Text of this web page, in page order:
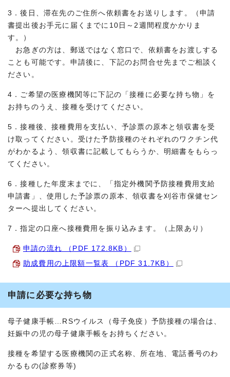
3．後日、滞在先のご住所へ依頼書をお送りします。（申請
書提出後お手元に届くまでに10日～2週間程度かかりま
す。）
お急ぎの方は、郵送ではなく窓口で、依頼書をお渡しする
ことも可能です。申請後に、下記のお問合せ先までご相談く
ださい。
4．ご希望の医療機関等に下記の「接種に必要な持ち物」を
お持ちのうえ、接種を受けてください。
5．接種後、接種費用を支払い、予診票の原本と領収書を受
け取ってください。受けた予防接種のそれぞれのワクチン代
がわかるよう、領収書に記載してもらうか、明細書をもらっ
てください。
6．接種した年度末までに、「指定外機関予防接種費用支給
申請書」、使用した予診票の原本、領収書を刈谷市保健セン
ターへ提出してください。
7．指定の口座へ接種費用を振り込みます。（上限あり）
申請の流れ （PDF 172.8KB）
助成費用の上限額一覧表 （PDF 31.7KB）
申請に必要な持ち物
母子健康手帳…RSウイルス（母子免疫）予防接種の場合は、
妊娠中の児の母子健康手帳をお持ちください。
接種を希望する医療機関の正式名称、所在地、電話番号のわ
かるもの(診察券等)